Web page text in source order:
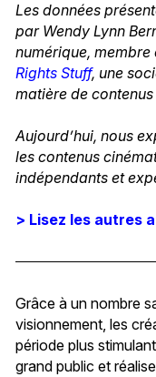
Les données
par Wendy Lynn
numérique,
Rights Stuff, une
matière de
Aujourd’hui, nous
les contenus
indépendants et
> Lisez les autres
Grâce à un nombre
visionnement, les
période plus
grand public et